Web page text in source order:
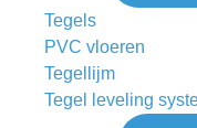
Tegels
PVC vloeren
Tegellijm
Tegel leveling